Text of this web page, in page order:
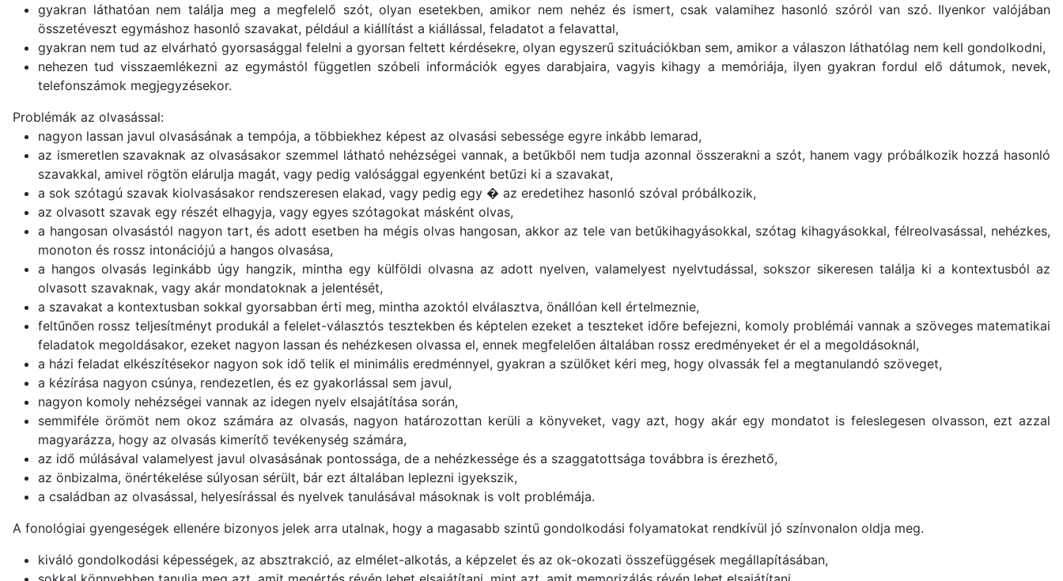
gyakran láthatóan nem találja meg a megfelelő szót, olyan esetekben, amikor nem nehéz és ismert, csak valamihez hasonló szóról van szó. Ilyenkor valójában
összetéveszt egymáshoz hasonló szavakat, például a kiállítást a kiállással, feladatot a felavattal,
gyakran nem tud az elvárható gyorsasággal felelni a gyorsan feltett kérdésekre, olyan egyszerű szituációkban sem, amikor a válaszon láthatólag nem kell gondolkodni,
nehezen tud visszaemlékezni az egymástól független szóbeli információk egyes darabjaira, vagyis kihagy a memóriája, ilyen gyakran fordul elő dátumok, nevek,
telefonszámok megjegyzésekor.
Problémák az olvasással:
nagyon lassan javul olvasásának a tempója, a többiekhez képest az olvasási sebessége egyre inkább lemarad,
az ismeretlen szavaknak az olvasásakor szemmel látható nehézségei vannak, a betűkből nem tudja azonnal összerakni a szót, hanem vagy próbálkozik hozzá hasonló
szavakkal, amivel rögtön elárulja magát, vagy pedig valósággal egyenként betűzi ki a szavakat,
a sok szótagú szavak kiolvasásakor rendszeresen elakad, vagy pedig egy � az eredetihez hasonló szóval próbálkozik,
az olvasott szavak egy részét elhagyja, vagy egyes szótagokat másként olvas,
a hangosan olvasástól nagyon tart, és adott esetben ha mégis olvas hangosan, akkor az tele van betűkihagyásokkal, szótag kihagyásokkal, félreolvasással, nehézkes,
monoton és rossz intonációjú a hangos olvasása,
a hangos olvasás leginkább úgy hangzik, mintha egy külföldi olvasna az adott nyelven, valamelyest nyelvtudással, sokszor sikeresen találja ki a kontextusból az
olvasott szavaknak, vagy akár mondatoknak a jelentését,
a szavakat a kontextusban sokkal gyorsabban érti meg, mintha azoktól elválasztva, önállóan kell értelmeznie,
feltűnően rossz teljesítményt produkál a felelet-választós tesztekben és képtelen ezeket a teszteket időre befejezni, komoly problémái vannak a szöveges matematikai
feladatok megoldásakor, ezeket nagyon lassan és nehézkesen olvassa el, ennek megfelelően általában rossz eredményeket ér el a megoldásoknál,
a házi feladat elkészítésekor nagyon sok idő telik el minimális eredménnyel, gyakran a szülőket kéri meg, hogy olvassák fel a megtanulandó szöveget,
a kézírása nagyon csúnya, rendezetlen, és ez gyakorlással sem javul,
nagyon komoly nehézségei vannak az idegen nyelv elsajátítása során,
semmiféle örömöt nem okoz számára az olvasás, nagyon határozottan kerüli a könyveket, vagy azt, hogy akár egy mondatot is feleslegesen olvasson, ezt azzal
magyarázza, hogy az olvasás kimerítő tevékenység számára,
az idő múlásával valamelyest javul olvasásának pontossága, de a nehézkessége és a szaggatottsága továbbra is érezhető,
az önbizalma, önértékelése súlyosan sérült, bár ezt általában leplezni igyekszik,
a családban az olvasással, helyesírással és nyelvek tanulásával másoknak is volt problémája.
A fonológiai gyengeségek ellenére bizonyos jelek arra utalnak, hogy a magasabb szintű gondolkodási folyamatokat rendkívül jó színvonalon oldja meg.
kiváló gondolkodási képességek, az absztrakció, az elmélet-alkotás, a képzelet és az ok-okozati összefüggések megállapításában,